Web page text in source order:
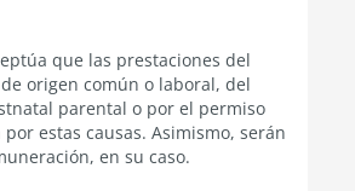
que las prestaciones del
origen común o laboral, del
parental o por el permiso
estas causas. Asimismo, serán
en su caso.